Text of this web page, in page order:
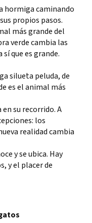
hormiga caminando
propios pasos.
más grande del
verde cambia las
que es grande.
silueta peluda, de
es el animal más
su recorrido. A
los
realidad cambia
y se ubica. Hay
y el placer de